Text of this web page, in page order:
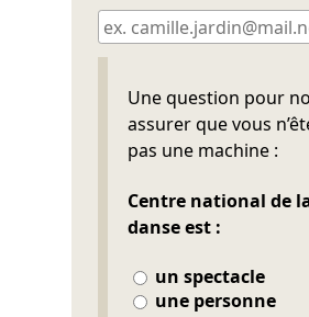
Une question pour
assurer que vous
pas une machine :
Centre national de
danse est :
un spectacle
une personne
Ne pas remplir